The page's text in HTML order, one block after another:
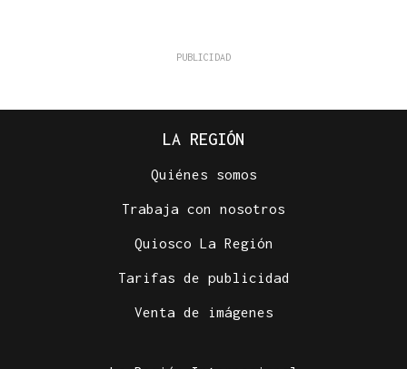
LA REGIÓN
Quiénes somos
Trabaja con nosotros
Quiosco La Región
Tarifas de publicidad
Venta de imágenes